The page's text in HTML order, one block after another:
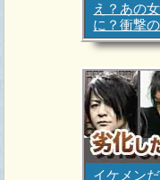
え？あの
に？衝撃
イケメン